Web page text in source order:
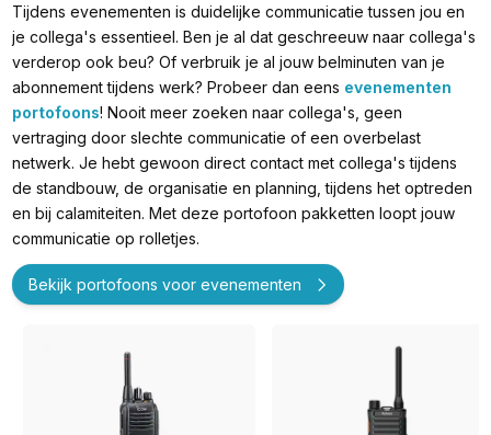
Tijdens evenementen is duidelijke communicatie tussen jou en
je collega's essentieel. Ben je al dat geschreeuw naar collega's
verderop ook beu? Of verbruik je al jouw belminuten van je
abonnement tijdens werk? Probeer dan eens evenementen
portofoons! Nooit meer zoeken naar collega's, geen
vertraging door slechte communicatie of een overbelast
netwerk. Je hebt gewoon direct contact met collega's tijdens
de standbouw, de organisatie en planning, tijdens het optreden
en bij calamiteiten. Met deze portofoon pakketten loopt jouw
communicatie op rolletjes.
Bekijk portofoons voor evenementen